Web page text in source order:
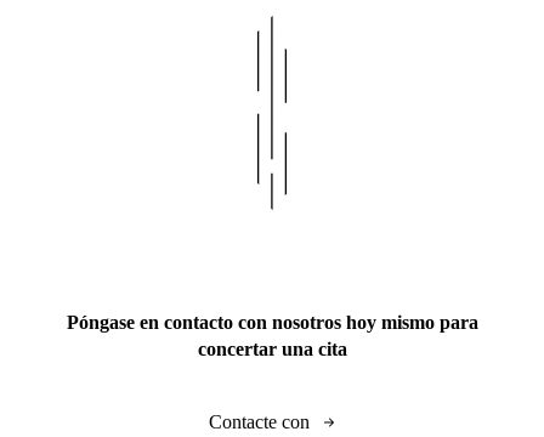
Póngase en contacto con nosotros hoy mismo para
concertar una cita
Contacte con